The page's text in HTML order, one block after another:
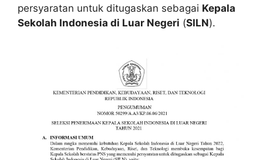
persyaratan untuk ditugaskan sebagai Kepala
Sekolah Indonesia di Luar Negeri (SILN).